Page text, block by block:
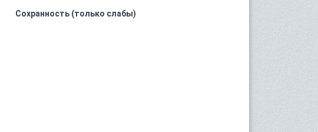
Сохранность (только слабы)